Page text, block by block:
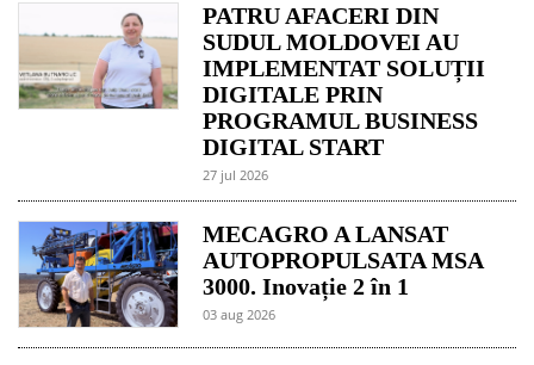
PATRU AFACERI DIN
SUDUL MOLDOVEI AU
IMPLEMENTAT SOLUȚII
DIGITALE PRIN
PROGRAMUL BUSINESS
DIGITAL START
27 jul 2026
MECAGRO A LANSAT
AUTOPROPULSATA MSA
3000. Inovație 2 în 1
03 aug 2026